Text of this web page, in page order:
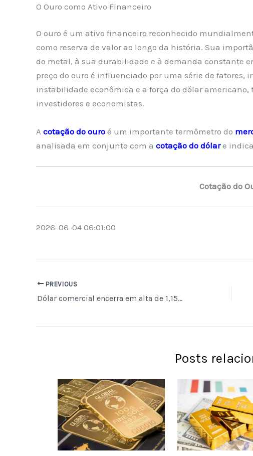
O Ouro como Ativo Financeiro
O ouro é um ativo financeiro reconhecido
como reserva de valor ao longo da história. Sua
do metal, à sua durabilidade e à demanda constante
preço do ouro é influenciado por uma série de fatores,
instabilidade econômica e a força do dólar
investidores e economistas.
A cotação do ouro é um importante termômetro do
analisada em conjunto com a cotação do dólare
Cotação do
2026-06-04 06:01:00
PREVIOUS
Dólar comercial encerra em alta de 1,15%, cotado a R$ 5,067
Posts